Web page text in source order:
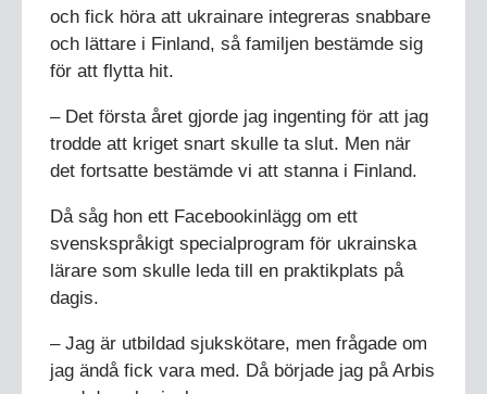
och fick höra att ukrainare integreras snabbare
och lättare i Finland, så familjen bestämde sig
för att flytta hit.
– Det första året gjorde jag ingenting för att jag
trodde att kriget snart skulle ta slut. Men när
det fortsatte bestämde vi att stanna i Finland.
Då såg hon ett Facebookinlägg om ett
svenskspråkigt specialprogram för ukrainska
lärare som skulle leda till en praktikplats på
dagis.
– Jag är utbildad sjukskötare, men frågade om
jag ändå fick vara med. Då började jag på Arbis